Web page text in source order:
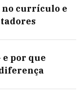
no currículo e
e por que